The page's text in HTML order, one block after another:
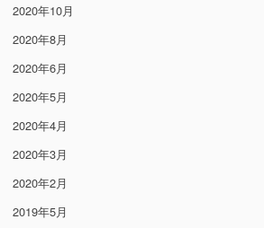
2020年10月
2020年8月
2020年6月
2020年5月
2020年4月
2020年3月
2020年2月
2019年5月